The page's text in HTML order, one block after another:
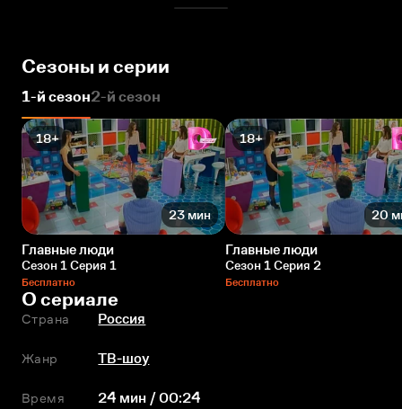
Сезоны и серии
1-й сезон2-й сезон
18+
23 мин
Главные люди
Сезон 1 Серия 1
Бесплатно
18+
20
Главные люди
Сезон 1 Серия 2
Бесплатно
О сериале
Страна Россия
Жанр ТВ-шоу
Время 24 мин / 00:24